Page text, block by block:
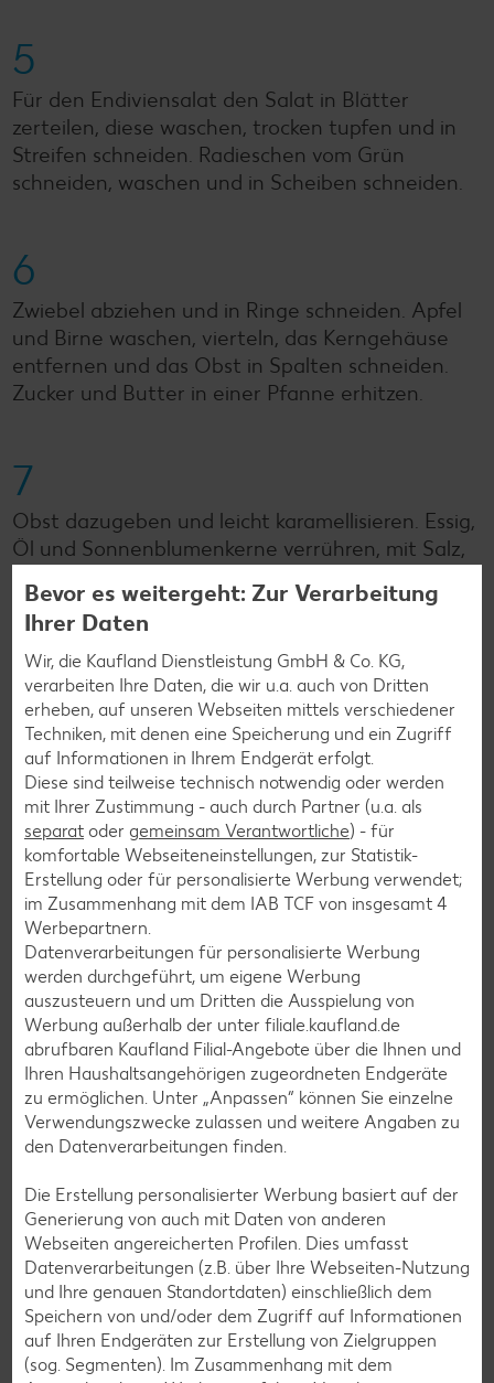
5
Für den Endiviensalat den Salat in Blätter
zerteilen, diese waschen, trocken tupfen und in
Streifen schneiden. Radieschen vom Grün
schneiden, waschen und in Scheiben schneiden.
6
Zwiebel abziehen und in Ringe schneiden. Apfel
und Birne waschen, vierteln, das Kerngehäuse
entfernen und das Obst in Spalten schneiden.
Zucker und Butter in einer Pfanne erhitzen.
7
Obst dazugeben und leicht karamellisieren. Essig,
Öl und Sonnenblumenkerne verrühren, mit Salz,
Endiviensalat, Radieschen und Obst vorsichtig
vermischen.
8
Kräuterbutter in Stücke schneiden und auf den
Forellen schmelzen lassen.
9
Die Forellen zu dem Endiviensalat und nach
Wunsch mit knusprigem Bauernbrot servieren.
Zurück zur Übersicht
Weitere interessante
Rezeptkategorien
Burger-Rezepte
Bevor es weitergeht: Zur Verarbeitung
Ihrer Daten
Wir, die Kaufland Dienstleistung GmbH & Co. KG,
verarbeiten Ihre Daten, die wir u.a. auch von Dritten
erheben, auf unseren Webseiten mittels verschiedener
Techniken, mit denen eine Speicherung und ein Zugriff
auf Informationen in Ihrem Endgerät erfolgt.
Diese sind teilweise technisch notwendig oder werden
mit Ihrer Zustimmung - auch durch Partner (u.a. als
separat oder gemeinsam Verantwortliche) - für
komfortable Webseiteneinstellungen, zur Statistik-
Erstellung oder für personalisierte Werbung verwendet;
im Zusammenhang mit dem IAB TCF von insgesamt 4
Werbepartnern.
Datenverarbeitungen für personalisierte Werbung
werden durchgeführt, um eigene Werbung
auszusteuern und um Dritten die Ausspielung von
Werbung außerhalb der unter filiale.kaufland.de
abrufbaren Kaufland Filial-Angebote über die Ihnen und
Ihren Haushaltsangehörigen zugeordneten Endgeräte
zu ermöglichen. Unter „Anpassen“ können Sie einzelne
Verwendungszwecke zulassen und weitere Angaben zu
den Datenverarbeitungen finden.
Die Erstellung personalisierter Werbung basiert auf der
Generierung von auch mit Daten von anderen
Webseiten angereicherten Profilen. Dies umfasst
Datenverarbeitungen (z.B. über Ihre Webseiten-Nutzung
und Ihre genauen Standortdaten) einschließlich dem
Speichern von und/oder dem Zugriff auf Informationen
auf Ihren Endgeräten zur Erstellung von Zielgruppen
(sog. Segmenten). Im Zusammenhang mit dem